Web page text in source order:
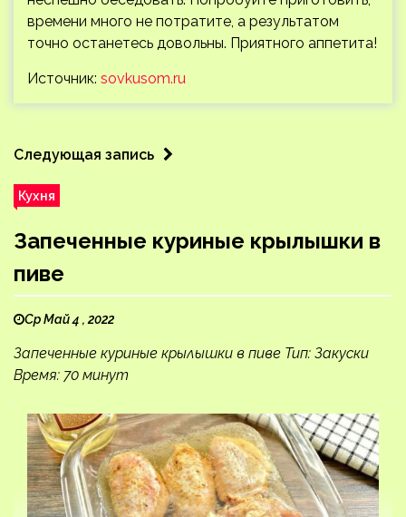
времени много не потратите, а результатом
точно останетесь довольны. Приятного аппетита!
Источник: sovkusom.ru
Следующая запись
Кухня
Запеченные куриные крылышки в
пиве
Ср Май 4 , 2022
Запеченные куриные крылышки в пиве Тип: Закуски
Время: 70 минут